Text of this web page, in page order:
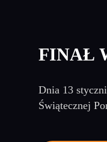
FINAŁ
Dnia 13
Świątecznej